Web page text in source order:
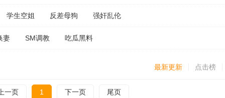
学生空姐 反差母狗 强奸乱伦
妻 SM调教 吃瓜黑料
最新更新 点击榜
一页 1 下一页 尾页